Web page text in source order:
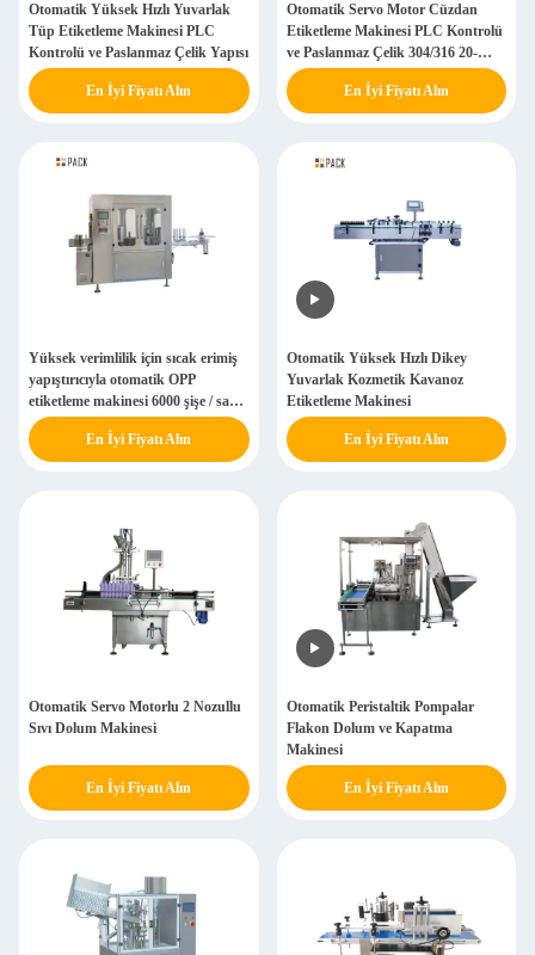
Otomatik Yüksek Hızlı Yuvarlak
Tüp Etiketleme Makinesi PLC
Kontrolü ve Paslanmaz Çelik Yapısı
En İyi Fiyatı Alın
Otomatik Servo Motor Cüzdan
Etiketleme Makinesi PLC Kontrolü
ve Paslanmaz Çelik 304/316 20-
100pcs/min Hız için
En İyi Fiyatı Alın
Yüksek verimlilik için sıcak erimiş
yapıştırıcıyla otomatik OPP
etiketleme makinesi 6000 şişe / saat
304/316 paslanmaz çelik
En İyi Fiyatı Alın
Otomatik Yüksek Hızlı Dikey
Yuvarlak Kozmetik Kavanoz
Etiketleme Makinesi
En İyi Fiyatı Alın
Otomatik Servo Motorlu 2 Nozullu
Sıvı Dolum Makinesi
En İyi Fiyatı Alın
Otomatik Peristaltik Pompalar
Flakon Dolum ve Kapatma
Makinesi
En İyi Fiyatı Alın